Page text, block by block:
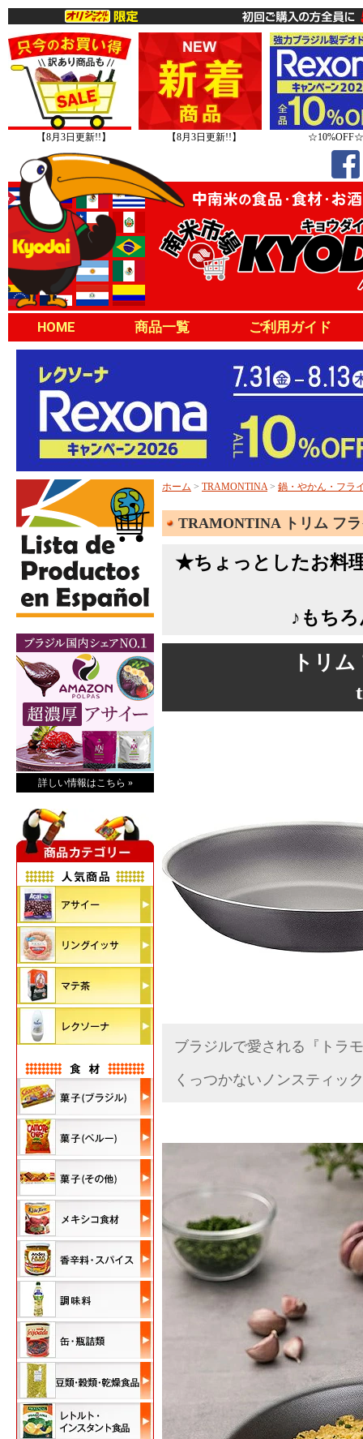
【8月3日更新!!】 【8月3日更新!!】 ☆10%OFF☆
HOME 商品一覧 ご利用ガイド
詳しい情報はこちら »
ホーム > TRAMONTINA> 鍋・やかん・フラ
TRAMONTINA トリム フ
★ちょっとしたお料
♪もち
トリ
ブラジルで愛される『トラ
くっつかないノンスティッ